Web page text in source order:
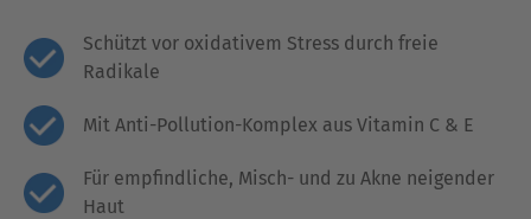
Schützt vor oxidativem Stress durch freie
Radikale
Mit Anti-Pollution-Komplex aus Vitamin C & E
Für empfindliche, Misch- und zu Akne neigender
Haut